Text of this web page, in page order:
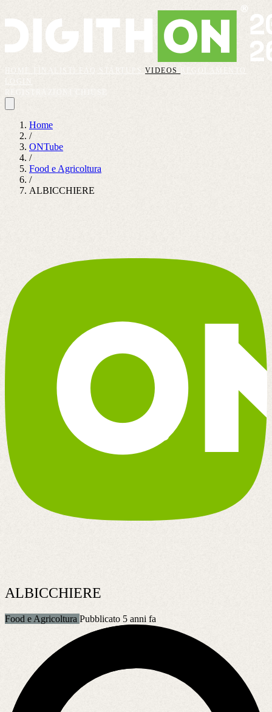
VIDEOS
REGOLAMENTO
Home
/
ONTube
/
Food e Agricoltura
/
ALBICCHIERE
ALBICCHIERE
Food e Agricoltura Pubblicato 5 anni fa